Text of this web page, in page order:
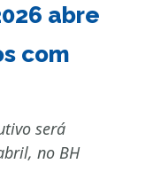
abre
com
será
no BH